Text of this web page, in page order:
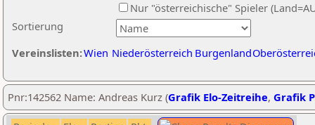
Sortierung
Nur "österreichische" Spieler
Vereinslisten:Wien Niederösterreich Burgenland
Pnr:142562 Name: Andreas Kurz (Grafik Elo-Zeitreihe, Grafik